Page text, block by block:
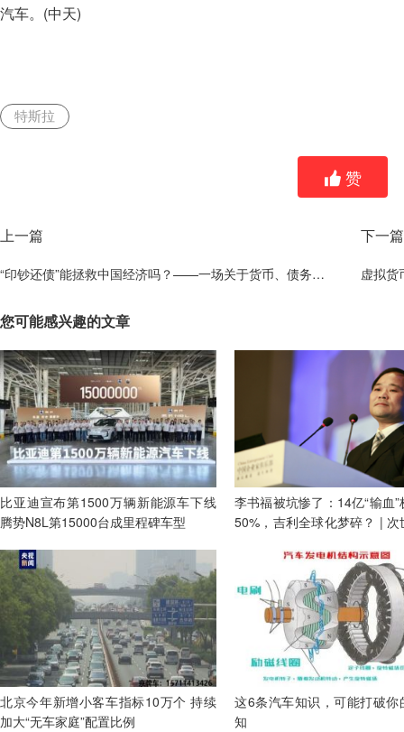
汽车。(中天)
特斯拉
赞
上一篇
“印钞还债”能拯救中国经济吗？——一场关于货币、债务与改革路径的深度辨析
下一篇
虚拟货
您可能感兴趣的文章
比亚迪宣布第1500万辆新能源车下线
腾势N8L第15000台成里程碑车型
李书福被坑惨了：14亿“输血
50%，吉利全球化梦碎？ | 次
北京今年新增小客车指标10万个 持续
加大“无车家庭”配置比例
这6条汽车知识，可能打破你
知